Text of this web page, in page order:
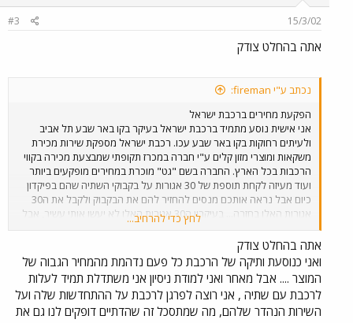
15/3/02
#3
אתה בהחלט צודק
נכתב ע"י fireman:
הפקעת מחירים ברכבת ישראל
אני אישית נוסע מתמיד ברכבת ישראל בעיקר בקו באר שבע תל אביב
ולעיתים רחוקות בקו באר שבע עכו. רכבת ישראל מספקת שירות מכירת
משקאות ומוצרי מזון קלים ע"י חברה במכרז תקופתי שמבצעת מכירה בקווי
הרכבות בכל הארץ. החברה בשם "גט" מוכרת במחירים מופקעים ביותר
ועוד מעיזה לקחת תוספת של 30 אגורות על בקבוקי השתיה שהם בפיקדון
כיום אבל נראה אותכם מנסים להחזיר להם את הבקבוק ולקבל את ה30
אגורות האלו בחזרה... בעיקרון ה30 אגורות האלו לא יעשו אותי עשיר, אבל
זה עניין עקרוני וחצוף מצד החברה הזכיינית. מעבר לכך הנוסעים ברכבת
הופכים לתלויים בשרותיה של אותה זכיינית שדואגת לסחוט את הכספים
היטב היטב מהנוסעים שרובם המכריע הוא חיילים. בגדול אפשר לשרוד את
הנסיעה מבאר שבע לתל אביב בלי לקנות שתיה או משהו לאכול כי זה
בסה"כ שעה....אבל קחו בחשבון שיש חיילים ונוסעים אחרים שעולים על
הרכבת בבאר שבע ויורדים ממנה בנהריה לאחר כמעט 4 שעות. החברה
מנצלת את היותה היחידה בתוך מערכת רכבת ישראל שמוכרת בתוך
לחץ כדי להרחיב...
אתה בהחלט צודק
ואני כנוסעת ותיקה של הרכבת כל פעם נדהמת מהמחיר הגבוה של
המוצר .... אבל מאחר ואני למודת ניסיון אני משתדלת תמיד לעלות
לרכבת עם שתיה , אני רוצה לפרגן לרכבת על ההתחדשות שלה ועל
השירות הנהדר שלהם, מה שמתסכל זה שהדתיים דופקים לנו גם את